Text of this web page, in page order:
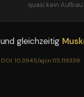
quasi kein Aufbau
und gleichzeitig
DOI: 10.3945/ajcn.115.119339